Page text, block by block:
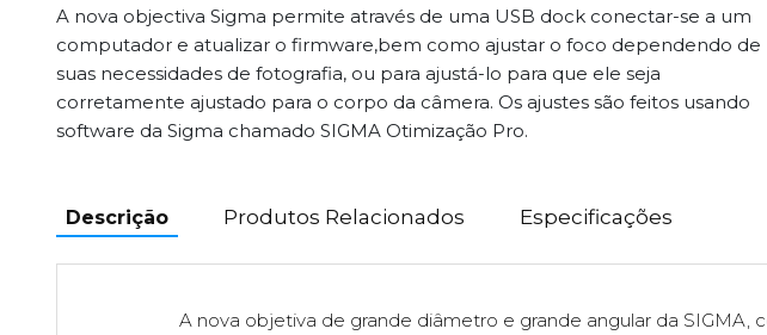
A nova objectiva Sigma permite através de uma USB dock conectar-se a um
computador e atualizar o firmware,bem como ajustar o foco dependendo de
suas necessidades de fotografia, ou para ajustá-lo para que ele seja
corretamente ajustado para o corpo da câmera. Os ajustes são feitos usando
software da Sigma chamado SIGMA Otimização Pro.
Descrição Produtos Relacionados Especificações
A nova objetiva de grande diâmetro e grande angular da SIGMA,